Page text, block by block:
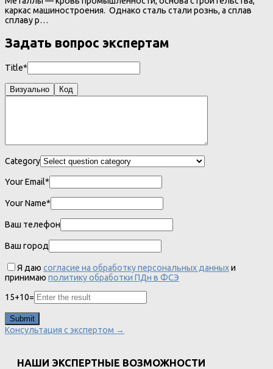
каркас машиностроения. Однако сталь стали рознь, а сплав
сплаву р…
Задать вопрос экспертам
Title*
Визуально Код
Category
Your Email*
Your Name*
Ваш телефон
Ваш город
Я даю согласие на обработку персональных данныхи
принимаю политику обработки ПДн в ФСЭ
15+10=
Консультация с экспертом →
НАШИ ЭКСПЕРТНЫЕ ВОЗМОЖНОСТИ